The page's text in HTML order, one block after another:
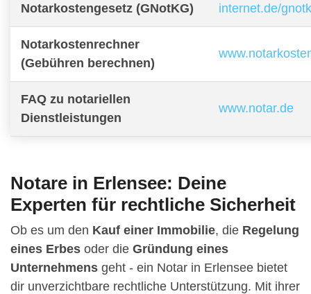
Notarkostengesetz (GNotKG)
internet.de/
Notarkostenrechner
(Gebühren berechnen)
FAQ zu notariellen
Dienstleistungen
www.notar.de
Notare in Erlensee: Deine
Experten für rechtliche Sicherheit
Ob es um den Kauf einer Immobilie, die Regelung
eines Erbes oder die Gründung eines
Unternehmens geht - ein Notar in Erlensee bietet
dir unverzichtbare rechtliche Unterstützung. Mit ihrer